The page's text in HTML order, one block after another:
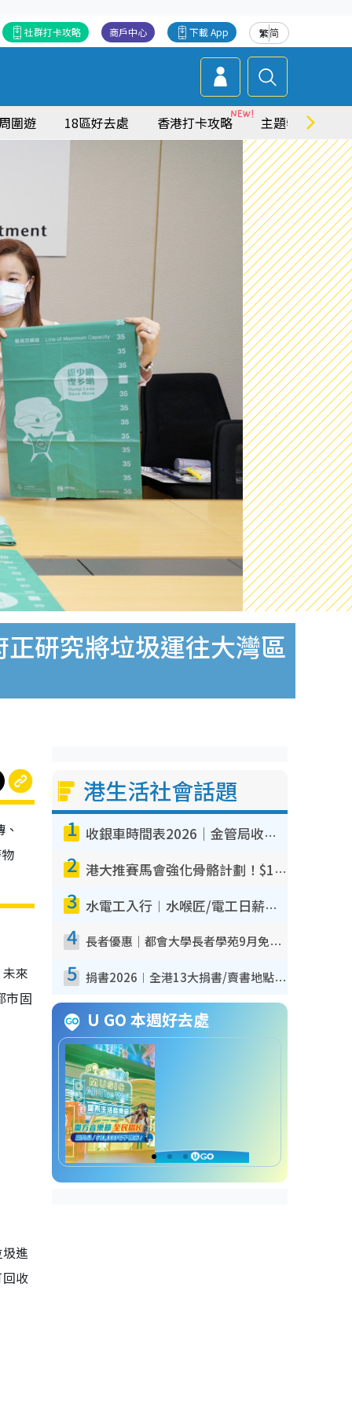
繁简
下載 App
商戶中心
社群打卡攻略
圍遊 18區好去處 香港打卡攻略 主題特集
研究將垃圾運往大灣區
來
市固
進
收
港生活社會話題
1 收銀車時間表2026｜金管局收銀車8-10月出沒地點+時間！無須手續費！硬幣免費轉現鈔或增值至八達通
2 港大推賽馬會強化骨骼計劃！$100骨質密度X光檢查 完成免費運動訓練送超市禮券！附參加資格
3 水電工入行︱水喉匠/電工日薪可達$1,600 鐵飯碗職業難被AI取代！附薪酬參考＋入行考牌途徑
4 長者優惠｜都會大學長者學苑9月免費課程！多媒體/微電影創作/網絡安全 附報名方法教學
5 捐書2026︱全港13大捐書/賣書地點懶人包 二手課本最高$150＋舊書換免費咖啡/戲票
U GO 本週好去處